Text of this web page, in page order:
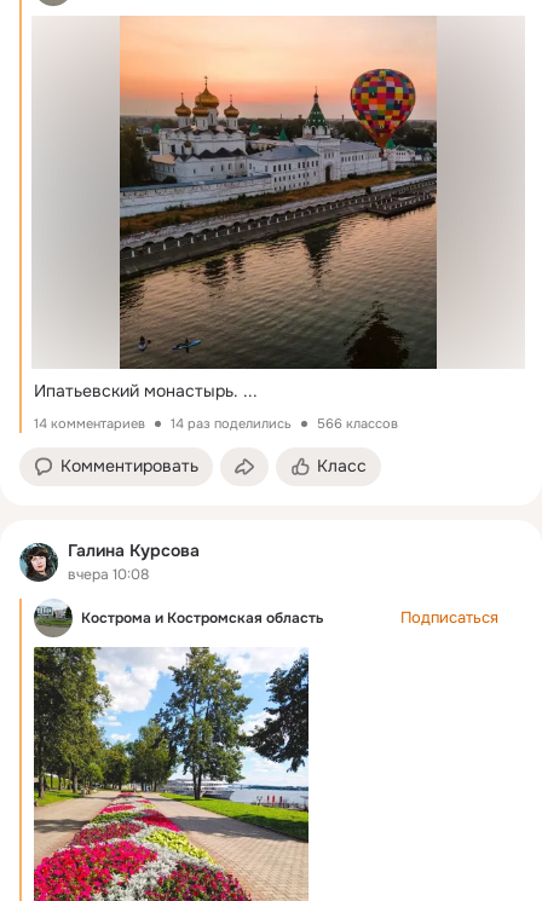
Ипатьевский монастырь. ...
14 комментариев 14 раз поделились 566 классов
Комментировать Класс
Галина Курсова
вчера 10:08
Кострома и Костромская область Подписаться